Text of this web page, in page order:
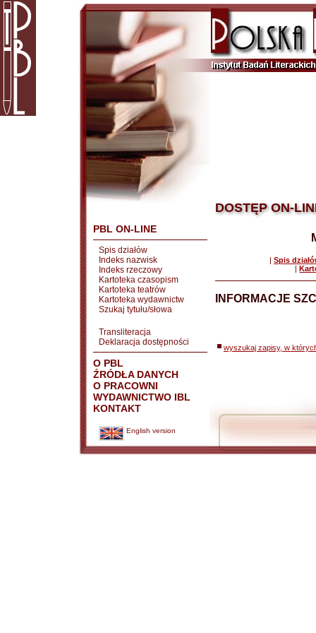
PBL ON-LINE
Spis działów
Indeks nazwisk
Indeks rzeczowy
Kartoteka czasopism
Kartoteka teatrów
Kartoteka wydawnictw
Szukaj tytułu/słowa
Transliteracja
Deklaracja dostępności
O PBL
ŹRÓDŁA DANYCH
O PRACOWNI
WYDAWNICTWO IBL
KONTAKT
English version
DOSTĘP ON-
| Spis
|
INFORMACJE
wyszukaj zapisy, w